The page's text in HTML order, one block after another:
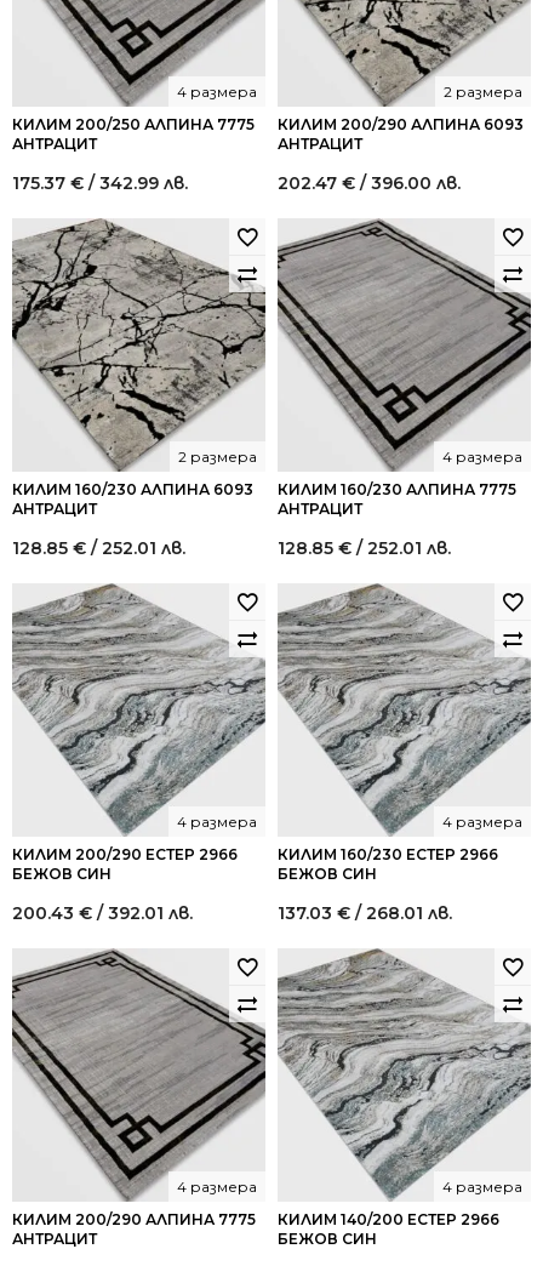
КИЛИМ 200/250 АЛПИНА 7775
АНТРАЦИТ
4 размера
175.37 € / 342.99 лв.
КИЛИМ 200/290 АЛПИНА 6093
АНТРАЦИТ
2 размера
202.47 € / 396.00 лв.
КИЛИМ 160/230 АЛПИНА 6093
АНТРАЦИТ
2 размера
128.85 € / 252.01 лв.
КИЛИМ 160/230 АЛПИНА 7775
АНТРАЦИТ
4 размера
128.85 € / 252.01 лв.
КИЛИМ 200/290 ЕСТЕР 2966
БЕЖОВ СИН
4 размера
200.43 € / 392.01 лв.
КИЛИМ 160/230 ЕСТЕР 2966
БЕЖОВ СИН
4 размера
137.03 € / 268.01 лв.
КИЛИМ 200/290 АЛПИНА 7775
АНТРАЦИТ
4 размера
КИЛИМ 140/200 ЕСТЕР 2966
БЕЖОВ СИН
4 размера